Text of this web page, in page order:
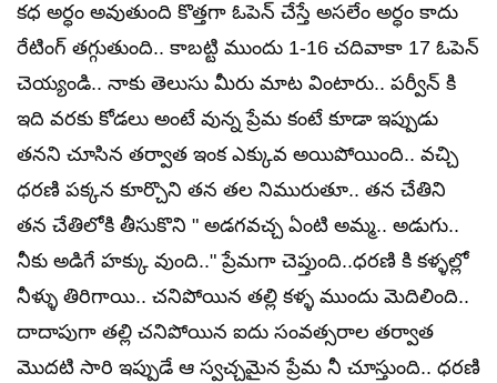
కధ అర్ధం అవుతుంది కొత్తగా ఓపెన్ చేస్తే అసలేం అర్ధం కాదు
రేటింగ్ తగ్గుతుంది.. కాబట్టి ముందు 1-16 చదివాకా 17 ఓపెన్
చెయ్యండి.. నాకు తెలుసు మీరు మాట వింటారు.. పర్వీన్ కి
ఇది వరకు కోడలు అంటే వున్న ప్రేమ కంటే కూడా ఇప్పుడు
తనని చూసిన తర్వాత ఇంక ఎక్కువ అయిపోయింది.. వచ్చి
ధరణి పక్కన కూర్చొని తన తల నిమురుతూ.. తన చేతిని
తన చేతిలోకి తీసుకొని " అడగవచ్చ ఏంటి అమ్మ.. అడుగు..
నీకు అడిగే హక్కు వుంది.." ప్రేమగా చెప్తుంది..ధరణి కి కళ్ళల్లో
నీళ్ళు తిరిగాయి.. చనిపోయిన తల్లి కళ్ళ ముందు మెదిలింది..
దాదాపుగా తల్లి చనిపోయిన ఐదు సంవత్సరాల తర్వాత
మొదటి సారి ఇప్పుడే ఆ స్వచ్చమైన ప్రేమ నీ చూస్తుంది.. ధరణి